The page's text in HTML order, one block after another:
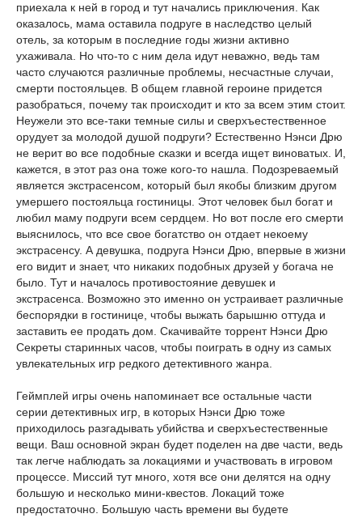
приехала к ней в город и тут начались приключения. Как
оказалось, мама оставила подруге в наследство целый
отель, за которым в последние годы жизни активно
ухаживала. Но что-то с ним дела идут неважно, ведь там
часто случаются различные проблемы, несчастные случаи,
смерти постояльцев. В общем главной героине придется
разобраться, почему так происходит и кто за всем этим стоит.
Неужели это все-таки темные силы и сверхъестественное
орудует за молодой душой подруги? Естественно Нэнси Дрю
не верит во все подобные сказки и всегда ищет виноватых. И,
кажется, в этот раз она тоже кого-то нашла. Подозреваемый
является экстрасенсом, который был якобы близким другом
умершего постояльца гостиницы. Этот человек был богат и
любил маму подруги всем сердцем. Но вот после его смерти
выяснилось, что все свое богатство он отдает некоему
экстрасенсу. А девушка, подруга Нэнси Дрю, впервые в жизни
его видит и знает, что никаких подобных друзей у богача не
было. Тут и началось противостояние девушек и
экстрасенса. Возможно это именно он устраивает различные
беспорядки в гостинице, чтобы выжать барышню оттуда и
заставить ее продать дом. Скачивайте торрент Нэнси Дрю
Секреты старинных часов, чтобы поиграть в одну из самых
увлекательных игр редкого детективного жанра.
Геймплей игры очень напоминает все остальные части
серии детективных игр, в которых Нэнси Дрю тоже
приходилось разгадывать убийства и сверхъестественные
вещи. Ваш основной экран будет поделен на две части, ведь
так легче наблюдать за локациями и участвовать в игровом
процессе. Миссий тут много, хотя все они делятся на одну
большую и несколько мини-квестов. Локаций тоже
предостаточно. Большую часть времени вы будете